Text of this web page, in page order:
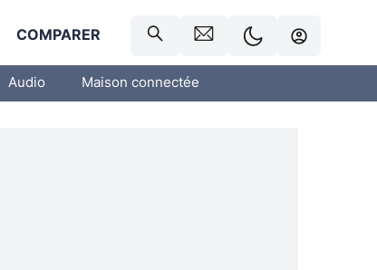
COMPARER
Audio Maison connectée